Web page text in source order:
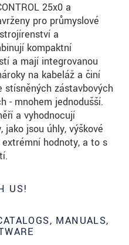
25x0 a
pro průmyslové
a
kompaktní
a mají integrovanou
na kabeláž a činí
zástavbových
- mnohem jednodušší.
a vyhodnocují
jsou úhly, výškové
hodnoty, a to s
US!
MANUALS,
Přečtěte si
osobních údajů